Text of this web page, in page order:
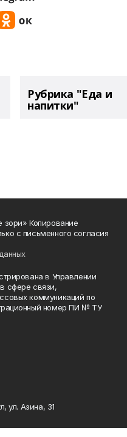
Рубрика "Еда и
напитки"
зори» Копирование
с письменного согласия
в Управлении
сфере связи,
коммуникаций по
номер ПИ № ТУ
ул. Азина, 31